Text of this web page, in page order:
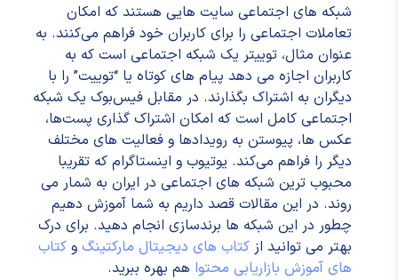
شبکه های اجتماعی سایت هایی هستند که امکان
تعاملات اجتماعی را برای کاربران خود فراهم می‌کنند. به
عنوان مثال، توییتر یک شبکه اجتماعی است که به
کاربران اجازه می دهد پیام های کوتاه یا “توییت” را با
دیگران به اشتراک بگذارند. در مقابل فیس‌بوک یک شبکه
اجتماعی کامل است که امکان اشتراک گذاری پست‌ها،
عکس ها، پیوستن به رویدادها و فعالیت های مختلف
دیگر را فراهم می‌کند. یوتیوب و اینستاگرام که تقریبا
محبوب ترین شبکه های اجتماعی در ایران به شمار می
روند. در این مقالات قصد داریم به شما آموزش دهیم
چطور در این شبکه ها برندسازی انجام دهید. برای درک
بهتر می توانید از کتاب های دیجیتال مارکتینگ و کتاب
های آموزش بازاریابی محتوا هم بهره ببرید.